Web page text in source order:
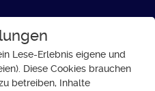
Lese-Erlebnis eigene und
Diese Cookies brauchen
betreiben, Inhalte